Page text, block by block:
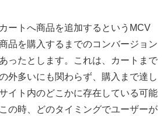
ートへ商品を追加するというMCV
品を購入するまでのコンバージョン
ったとします。これは、カートまで
外多いにも関わらず、購入まで達し
イト内のどこかに存在している可能
の時、どのタイミングでユーザーが